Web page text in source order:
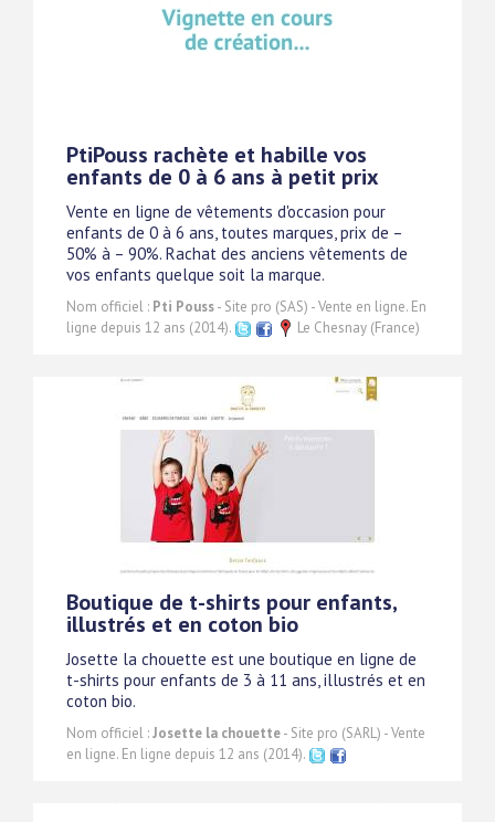
PtiPouss rachète et habille vos
enfants de 0 à 6 ans à petit prix
Vente en ligne de vêtements d'occasion pour
enfants de 0 à 6 ans, toutes marques, prix de –
50% à – 90%. Rachat des anciens vêtements de
vos enfants quelque soit la marque.
Nom officiel : Pti Pouss- Site pro (SAS) - Vente en ligne. En
ligne depuis 12 ans (2014).
Le Chesnay (France)
Boutique de t-shirts pour enfants,
illustrés et en coton bio
Josette la chouette est une boutique en ligne de
t-shirts pour enfants de 3 à 11 ans, illustrés et en
coton bio.
Nom officiel :Josette la chouette- Site pro (SARL) - Vente
en ligne. En ligne depuis 12 ans (2014).